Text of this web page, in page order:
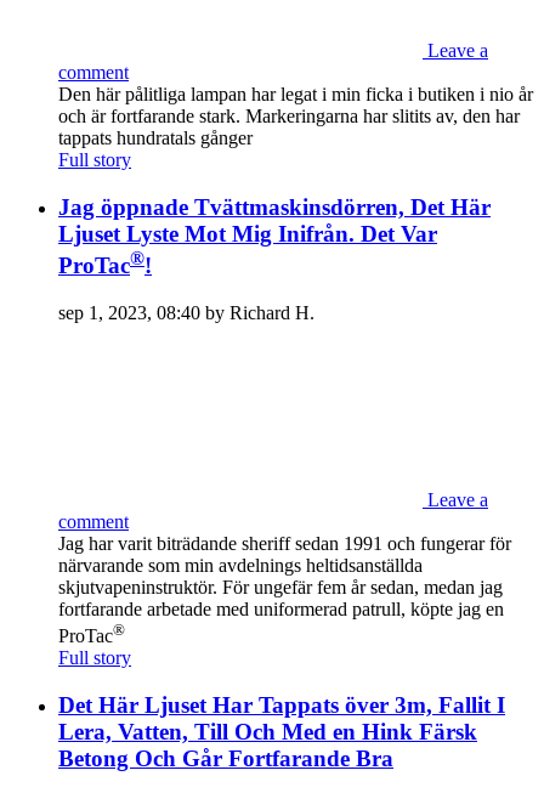
Leave a
comment
Den här pålitliga lampan har legat i min ficka i butiken i nio år
och är fortfarande stark. Markeringarna har slitits av, den har
tappats hundratals gånger
Full story
Jag öppnade Tvättmaskinsdörren, Det Här
Ljuset Lyste Mot Mig Inifrån. Det Var
ProTac®!
sep 1, 2023, 08:40 by Richard H.
Leave a
comment
Jag har varit biträdande sheriff sedan 1991 och fungerar för
närvarande som min avdelnings heltidsanställda
skjutvapeninstruktör. För ungefär fem år sedan, medan jag
fortfarande arbetade med uniformerad patrull, köpte jag en
ProTac®
Full story
Det Här Ljuset Har Tappats över 3m, Fallit I
Lera, Vatten, Till Och Med en Hink Färsk
Betong Och Går Fortfarande Bra